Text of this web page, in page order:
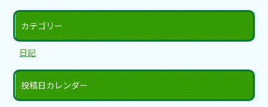
カテゴリー
日記
投稿日カレンダー